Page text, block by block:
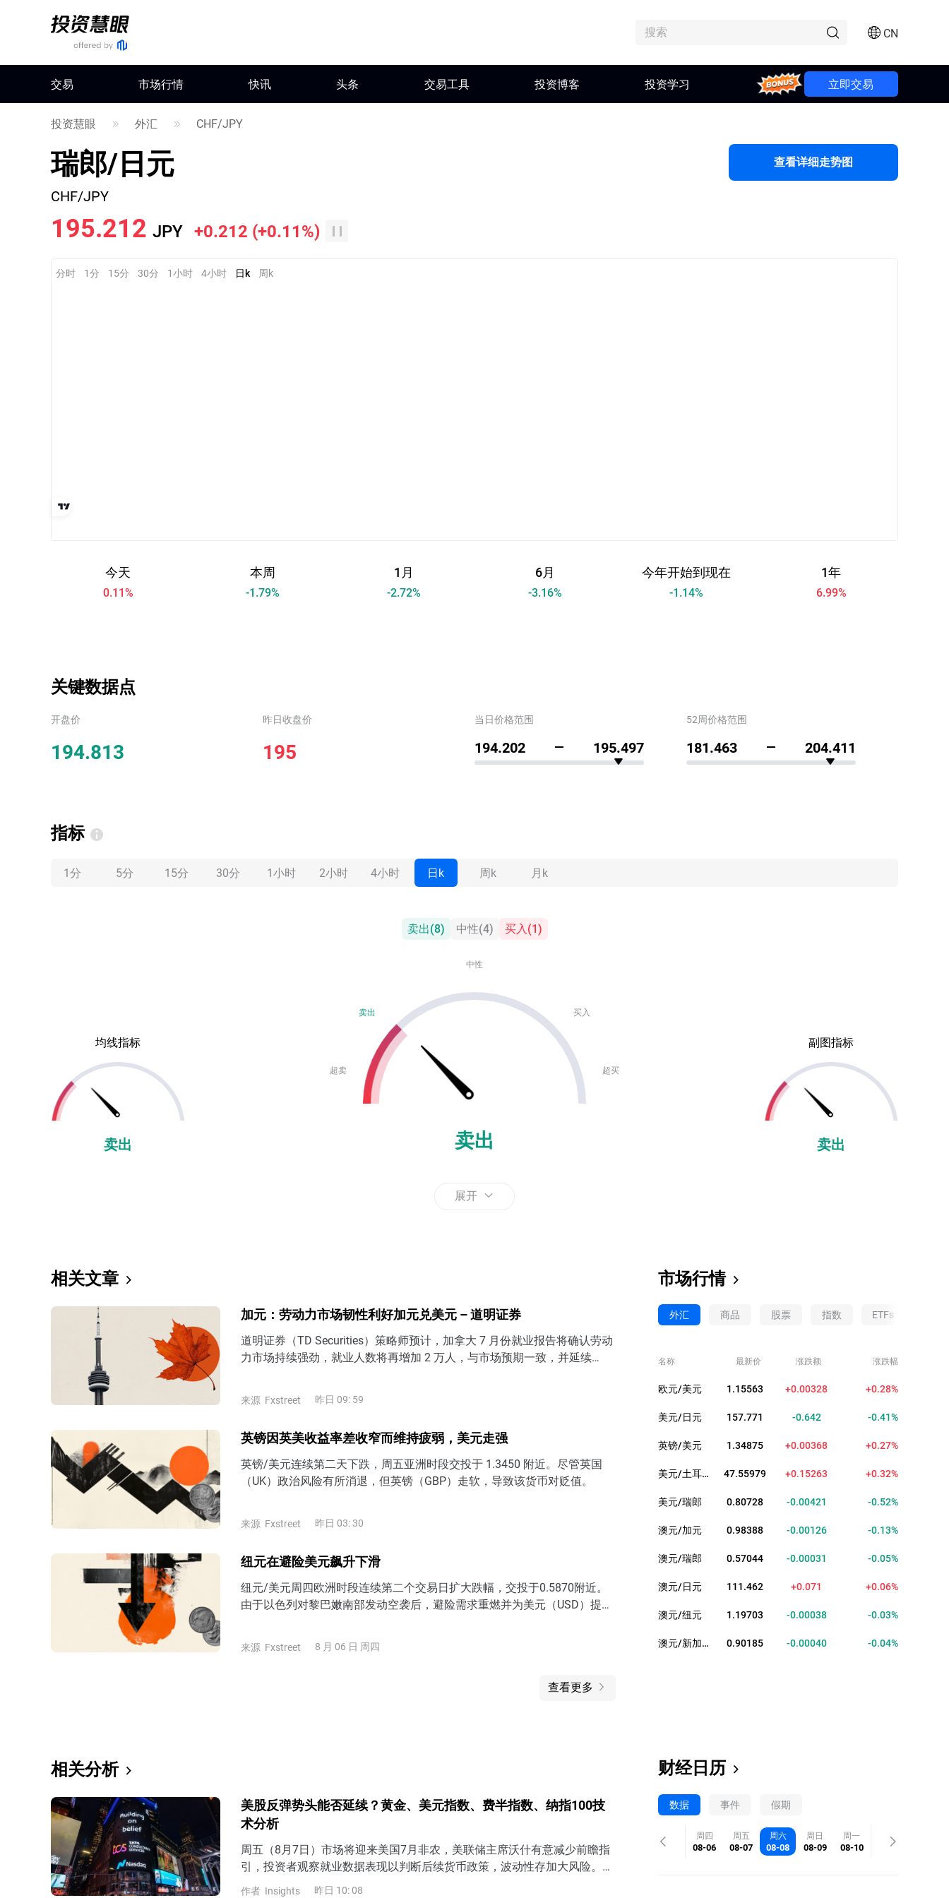
CN
交易 市场行情 快讯 头条 交易工具 投资博客 投资学习 Bonus 立即交易
投资慧眼 外汇 CHF/JPY
瑞郎/日元 查看详细走势图
CHF/JPY
195.212 JPY +0.212 (+0.11%)
分时 1分 15分 30分 1小时 4小时 日k 周k
今天
0.11%
本周
-1.79%
1月
-2.72%
6月
-3.16%
今年开始到现在
-1.14%
1年
6.99%
关键数据点
开盘价 昨日收盘价 当日价格范围 52周价格范围
194.813 195 194.202 195.497 181.463 204.411
指标
1分 5分 15分 30分 1小时 2小时 4小时 日k 周k 月k
卖出(8) 中性(4) 买入(1)
均线指标
卖出
中性
卖出 买入
超卖 超买
卖出
副图指标
卖出
展开
相关文章
加元：劳动力市场韧性利好加元兑美元 – 道明证券
道明证券（TD Securities）策略师预计，加拿大 7 月份就业报告将确认劳动
力市场持续强劲，就业人数将再增加 2 万人，与市场预期一致，并延续
来源 Fxstreet 昨日 09: 59
英镑因英美收益率差收窄而维持疲弱，美元走强
英镑/美元连续第二天下跌，周五亚洲时段交投于 1.3450 附近。尽管英国
（UK）政治风险有所消退，但英镑（GBP）走软，导致该货币对贬值。
来源 Fxstreet 昨日 03: 30
纽元在避险美元飙升下滑
纽元/美元周四欧洲时段连续第二个交易日扩大跌幅，交投于0.5870附近。
由于以色列对黎巴嫩南部发动空袭后，避险需求重燃并为美元（USD）提供
来源 Fxstreet 8 月 06 日 周四
查看更多
市场行情
外汇 商品 股票 指数 ETFs
名称 最新价 涨跌额 涨跌幅
欧元/美元 1.15563 +0.00328 +0.28%
美元/日元 157.771 -0.642 -0.41%
英镑/美元 1.34875 +0.00368 +0.27%
美元/土耳其里拉 47.55979 +0.15263 +0.32%
美元/瑞郎 0.80728 -0.00421 -0.52%
澳元/加元 0.98388 -0.00126 -0.13%
澳元/瑞郎 0.57044 -0.00031 -0.05%
澳元/日元 111.462 +0.071 +0.06%
澳元/纽元 1.19703 -0.00038 -0.03%
澳元/新加坡元 0.90185 -0.00040 -0.04%
相关分析
美股反弹势头能否延续？黄金、美元指数、费半指数、纳指100技
术分析
周五（8月7日）市场将迎来美国7月非农，美联储主席沃什有意减少前瞻指
引，投资者观察就业数据表现以判断后续货币政策，波动性存加大风险。若
7月非农表现疲软，美联储9月加息可能性将下降，但若就业、薪资显著强于
作者 Insights 昨日 10: 08
财经日历
数据 事件 假期
周四
08-06
周五
08-07
周六
08-08
周日
08-09
周一
08-10